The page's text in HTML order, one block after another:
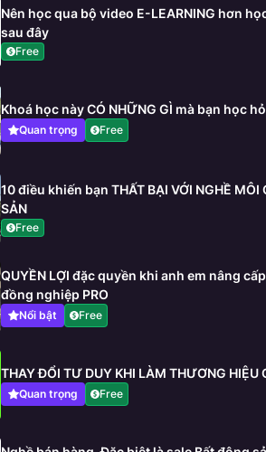
Nên học qua bộ video E-LEARNING hơn
sau đây
Free
Khoá học này CÓ NHỮNG GÌ mà bạn học
Quan trọng Free
10 điều khiến bạn THẤT BẠI VỚI NGHỀ MÔI
SẢN
Free
QUYỀN LỢI đặc quyền khi anh em nâng
đồng nghiệp PRO
Nổi bật Free
THAY ĐỔI TƯ DUY KHI LÀM THƯƠNG HIỆU
Quan trọng Free